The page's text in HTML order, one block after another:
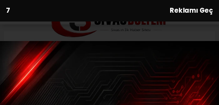
6 Reklamı Geç
Anasayfa Asayiş
3 kişiyi öldürüp 2 kişiyi
yaralayan polis memuru
tutuklandı